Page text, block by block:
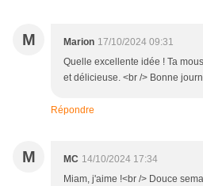
M Marion 17/10/2024 09:31
Quelle excellente idée ! Ta
et délicieuse. <br /> Bonne
Répondre
M MC 14/10/2024 17:34
Miam, j'aime !<br /> Douce